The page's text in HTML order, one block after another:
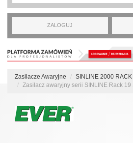
ZALOGUJ
Zasilacze Awaryjne
SINLINE 2000 RACK
Zasilacz awaryjny serii SINLINE Rack